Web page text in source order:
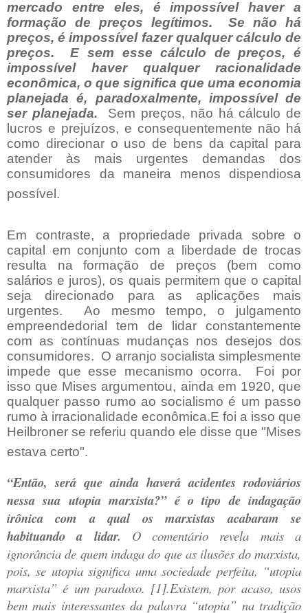
mercado entre eles, é impossível haver a
formação de preços legítimos.
Se não há
preços, é impossível fazer qualquer cálculo de
preços.
E sem esse cálculo de preços, é
impossível haver qualquer racionalidade
econômica, o que significa que uma economia
planejada é, paradoxalmente, impossível de
ser planejada.
Sem preços, não há cálculo de
lucros e prejuízos, e consequentemente não há
como direcionar o uso de bens da capital para
atender às mais urgentes demandas dos
consumidores da maneira menos dispendiosa
possível.
Em contraste, a propriedade privada sobre o
capital em conjunto com a liberdade de trocas
resulta na formação de preços (bem como
salários e juros), os quais permitem que o capital
seja direcionado para as aplicações mais
urgentes.
Ao mesmo tempo, o julgamento
empreendedorial tem de lidar constantemente
com as contínuas mudanças nos desejos dos
consumidores. O arranjo socialista simplesmente
impede que esse mecanismo ocorra.
Foi por
isso que Mises argumentou, ainda em 1920, que
qualquer passo rumo ao socialismo é um passo
rumo à irracionalidade econômica.E foi a isso que
Heilbroner se referiu quando ele disse que "Mises
estava certo".
“Então, será que ainda haverá acidentes rodoviários
nessa sua utopia marxista?” é o tipo de indagação
irônica com a qual os marxistas acabaram se
habituando a lidar. O comentário revela mais a
ignorância de quem indaga do que as ilusões do marxista,
pois, se utopia significa uma sociedade perfeita, “utopia
marxista” é um paradoxo. [1].Existem, por acaso, usos
bem mais interessantes da palavra “utopia” na tradição